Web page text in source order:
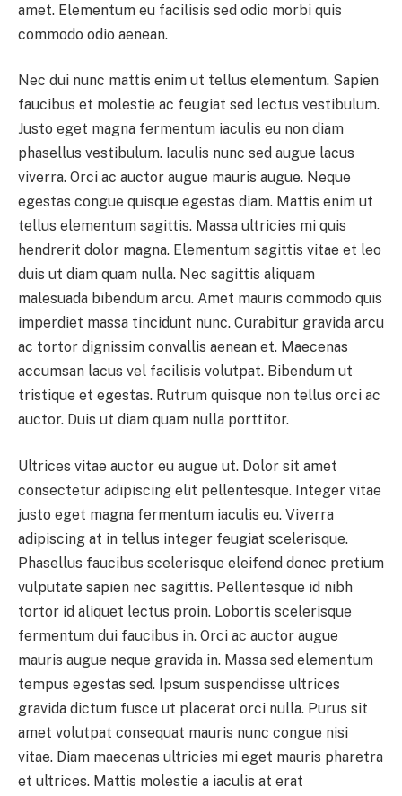
amet. Elementum eu facilisis sed odio morbi quis
commodo odio aenean.
Nec dui nunc mattis enim ut tellus elementum. Sapien
faucibus et molestie ac feugiat sed lectus vestibulum.
Justo eget magna fermentum iaculis eu non diam
phasellus vestibulum. Iaculis nunc sed augue lacus
viverra. Orci ac auctor augue mauris augue. Neque
egestas congue quisque egestas diam. Mattis enim ut
tellus elementum sagittis. Massa ultricies mi quis
hendrerit dolor magna. Elementum sagittis vitae et leo
duis ut diam quam nulla. Nec sagittis aliquam
malesuada bibendum arcu. Amet mauris commodo quis
imperdiet massa tincidunt nunc. Curabitur gravida arcu
ac tortor dignissim convallis aenean et. Maecenas
accumsan lacus vel facilisis volutpat. Bibendum ut
tristique et egestas. Rutrum quisque non tellus orci ac
auctor. Duis ut diam quam nulla porttitor.
Ultrices vitae auctor eu augue ut. Dolor sit amet
consectetur adipiscing elit pellentesque. Integer vitae
justo eget magna fermentum iaculis eu. Viverra
adipiscing at in tellus integer feugiat scelerisque.
Phasellus faucibus scelerisque eleifend donec pretium
vulputate sapien nec sagittis. Pellentesque id nibh
tortor id aliquet lectus proin. Lobortis scelerisque
fermentum dui faucibus in. Orci ac auctor augue
mauris augue neque gravida in. Massa sed elementum
tempus egestas sed. Ipsum suspendisse ultrices
gravida dictum fusce ut placerat orci nulla. Purus sit
amet volutpat consequat mauris nunc congue nisi
vitae. Diam maecenas ultricies mi eget mauris pharetra
et ultrices. Mattis molestie a iaculis at erat